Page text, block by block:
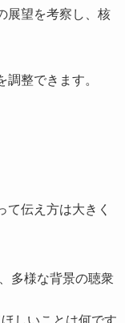
展望を考察し、核
整できます。
伝え方は大きく
多様な背景の聴衆
しいことは何です